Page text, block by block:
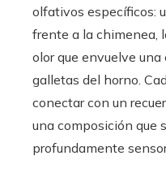
olfativos específicos:
frente a la chimenea,
olor que envuelve
galletas del horno.
conectar con un
una composición que
profundamente